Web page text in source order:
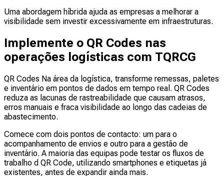
Uma abordagem híbrida ajuda as empresas a melhorar a
visibilidade sem investir excessivamente em infraestruturas.
Implemente o QR Codes nas
operações logísticas com TQRCG
QR Codes Na área da logística, transforme remessas, paletes
e inventário em pontos de dados em tempo real. QR Codes
reduza as lacunas de rastreabilidade que causam atrasos,
erros manuais e fraca visibilidade ao longo das cadeias de
abastecimento.
Comece com dois pontos de contacto: um para o
acompanhamento de envios e outro para a gestão de
inventário. A maioria das equipas pode testar os fluxos de
trabalho d QR Code, utilizando smartphones e etiquetas já
existentes, antes de expandir ainda mais.